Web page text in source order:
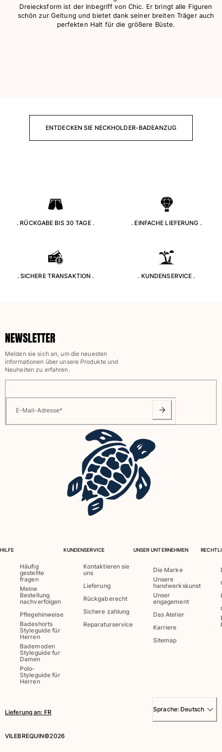
Strandtücher
Unisex-Handtuch
Mini-Taschen
Stoffbeutel
Alle Taschen anzeigen
Schals
Alle Schals anzeigen
Kinderhut
Schuhe
Loafer
Beachwear-Schuhe
Alle Schuhe anzeigen
Alle Outdoor anzeigen
Alle Socken anzeigen
Alle Schlüsselanhänger anzeigen
Schmuck und Uhren
Alle Schmuck und Uhren anzeigen
Kollaborationen
GESCHENK
Inspirationen
La Maison Vilebrequin
Dreiecksform ist der Inbegriff von Chic. Er bringt alle Figuren
schön zur Geltung und bietet dank seiner breiten Träger auch
perfekten Halt für die größere Büste.
ENTDECKEN SIE NECKHOLDER-BADEANZUG
. RÜCKGABE BIS 30 TAGE . . EINFACHE LIEFERUNG .
. SICHERE TRANSAKTION . . KUNDENSERVICE .
NEWSLETTER
Melden sie sich an, um die neuesten
informationen über unsere Produkte und
Neuheiten zu erfahren.
E-Mail-Adresse*
HILFE
Häufig
gestellte
fragen
Meine
Bestellung
nachverfolgen
Pflegehinweise
Badeshorts
Styleguide für
Herren
Bademoden
Styleguide fur
Damen
Polo-
Styleguide für
Herren
KUNDENSERVICE
Kontaktieren sie
uns
Lieferung
Rückgaberecht
Sichere zahlung
Reparaturservice
UNSER UNTERNEHMEN
Die Marke
Unsere
handwerkskunst
Unser
engagement
Das Atelier
Karriere
Sitemap
Lieferung an: FR Sprache: Deutsch
VILEBREQUIN©2026